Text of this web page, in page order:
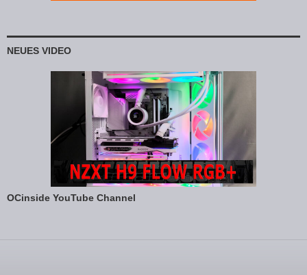
NEUES VIDEO
OCinside YouTube Channel